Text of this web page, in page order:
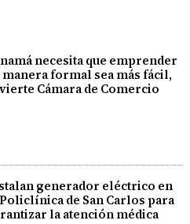
necesita que emprender
manera formal sea más fácil,
Cámara de Comercio
generador eléctrico en
de San Carlos para
la atención médica